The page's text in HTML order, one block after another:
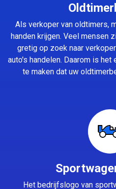
Als verkoper van oldtimers,
handen krijgen. Veel mensen
gretig op zoek naar
auto's handelen. Daarom is
te maken dat uw
Het bedrijfslogo van